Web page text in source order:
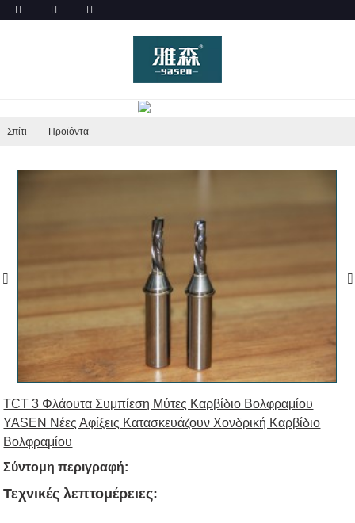
ΠΡΟΪΌΝΤΑ
Σπίτι Προϊόντα
TCT 3 Φλάουτα Συμπίεση Μύτες Καρβίδιο Βολφραμίου
YASEN Νέες Αφίξεις Κατασκευάζουν Χονδρική Καρβίδιο
Βολφραμίου
Σύντομη περιγραφή:
Τεχνικές λεπτομέρειες: